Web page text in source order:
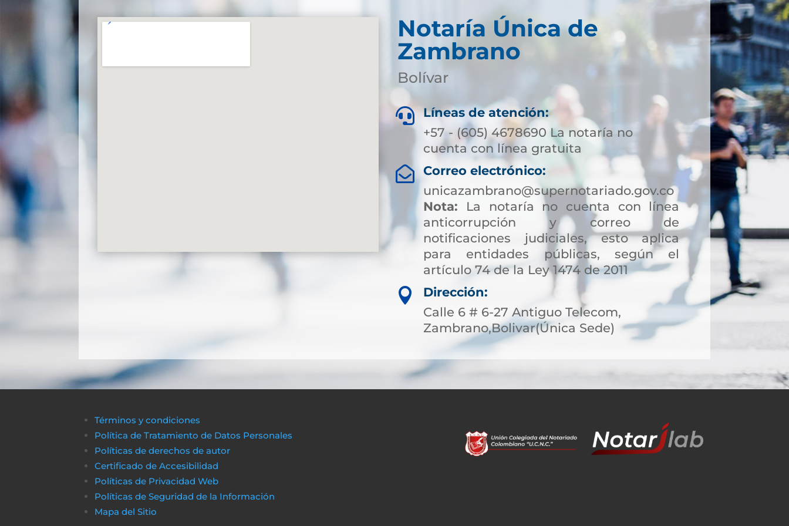
Notaría Única de
Zambrano
Bolívar
 Líneas de atención:
+57 - (605) 4678690 La notaría no
cuenta con línea gratuita

Correo electrónico:
unicazambrano@supernotariado.gov.co
Nota: La notaría no cuenta con línea
anticorrupción y correo de
notificaciones judiciales, esto aplica
para entidades públicas, según el
artículo 74 de la Ley 1474 de 2011

Dirección:
Calle 6 # 6-27 Antiguo Telecom,
Zambrano,Bolivar(Única Sede)
Términos y condiciones
Política de Tratamiento de Datos Personales
Políticas de derechos de autor
Certificado de Accesibilidad
Políticas de Privacidad Web
Políticas de Seguridad de la Información
Mapa del Sitio